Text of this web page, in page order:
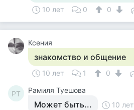
10 лет 0 0
Ксения
знакомство и общение
10 лет 1 0
РТ Рамиля Туешова
Может быть... 10 лет